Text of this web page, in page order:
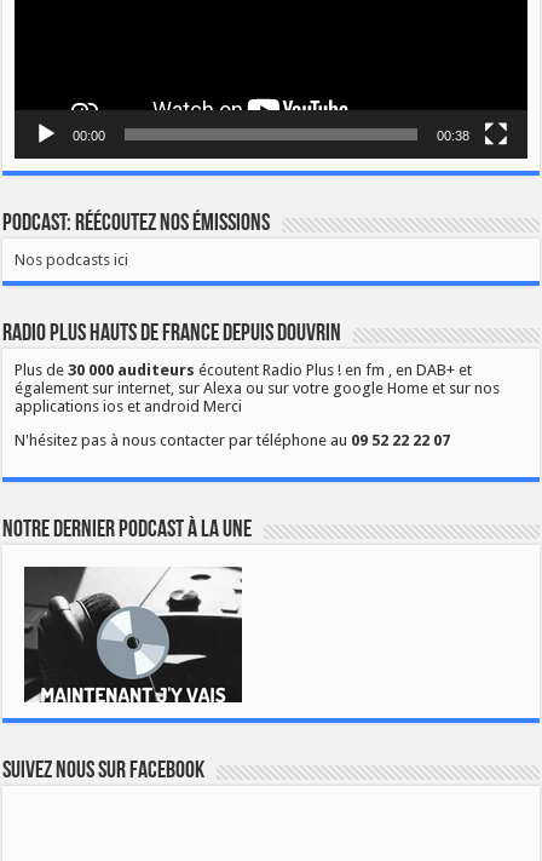
00:00 00:38
Podcast: Réécoutez nos émissions
Nos podcasts ici
Radio Plus Hauts de France depuis Douvrin
Plus de30 000 auditeurs écoutent Radio Plus ! en fm , en DAB+ et
également sur internet, sur Alexa ou sur votre google Home et sur nos
applications ios et android Merci
N'hésitez pas à nous contacter par téléphone au 09 52 22 22 07
Notre dernier podcast à la une
Suivez nous sur Facebook